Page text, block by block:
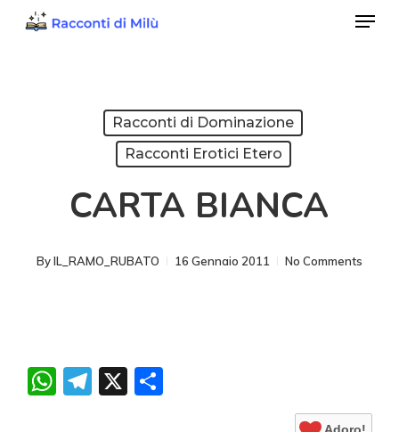
Menu
Racconti di Dominazione
Racconti Erotici Etero
CARTA BIANCA
ByIL_RAMO_RUBATO 16 Gennaio 2011 No Comments
WhatsApp
Telegram
X Condividi